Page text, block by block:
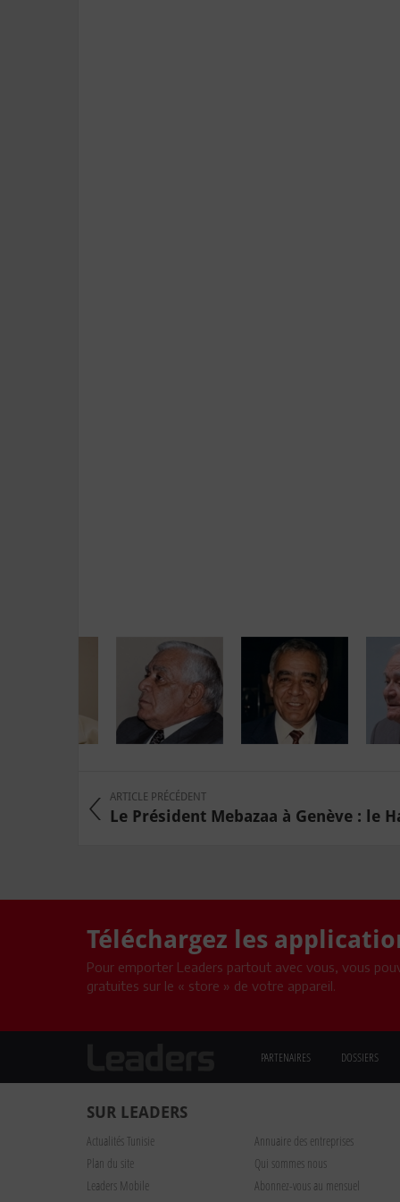
ARTICLE PRÉCÉDENT
Le Président Mebazaa à Genève : le
Téléchargez les
Pour emporter Leaders partout avec vous, vous
gratuites sur le « store » de votre appareil.
PARTENAIRES DOSSIERS
SUR LEADERS
Actualités Tunisie Annuaire des entreprises
Plan du site
Qui sommes nous
Leaders Mobile
Abonnez-vous au mensuel